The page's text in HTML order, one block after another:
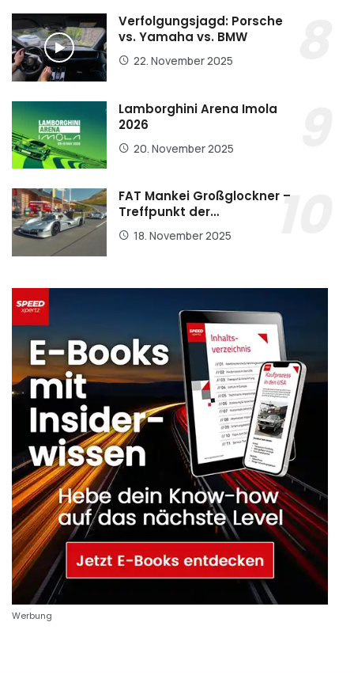
Verfolgungsjagd: Porsche
vs. Yamaha vs. BMW
22. November 2025
Lamborghini Arena Imola
2026
20. November 2025
FAT Mankei Großglockner –
Treffpunkt der…
18. November 2025
Werbung